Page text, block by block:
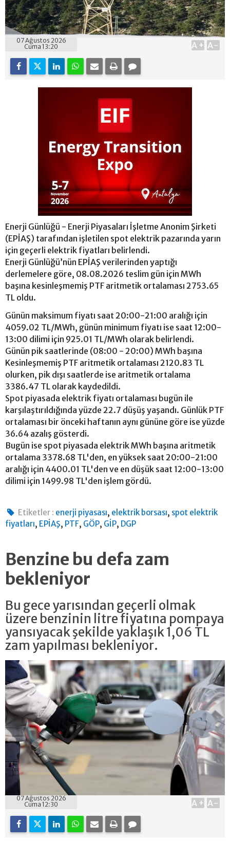
07 Ağustos 2026
Cuma 13:20
A+ A-
Enerji Günlüğü - Enerji Piyasaları İşletme Anonim Şirketi
(EPİAŞ) tarafından işletilen spot elektrik pazarında yarın
için geçerli elektrik fiyatları belirlendi.
Enerji Günlüğü’nün EPİAŞ verilerinden yaptığı
derlemelere göre, 08.08.2026 teslim gün için MWh
başına kesinleşmemiş PTF aritmetik ortalaması 2753.65
TL oldu.
Günün maksimum fiyatı saat 20:00-21:00 aralığı için
4059.02 TL/MWh, günün minimum fiyatı ise saat 12:00-
13:00 dilimi için 925.01 TL/MWh olarak belirlendi.
Günün pik saatlerinde (08:00 - 20:00) MWh başına
Kesinleşmemiş PTF aritmetik ortalaması 2120.83 TL
olurken, pik dışı saatlerde ise aritmetik ortalama
3386.47 TL olarak kaydedildi.
Spot piyasada elektrik fiyatı ortalaması bugün ile
karşılaştırıldığında yüzde 22.7 düşüş yaşandı. Günlük PTF
ortalaması bir önceki haftanın aynı gününe göre ise yüzde
36.64 azalış gösterdi.
Bugün ise spot piyasada elektrik MWh başına aritmetik
ortalama 3378.68 TL'den, en yüksek saat 20:00-21:00
aralığı için 4400.01 TL'den ve en düşük saat 12:00-13:00
dilimi için 1499.98 TL'den işlem gördü.
Etiketler : enerji piyasası, elektrik borsası, spot elektrik
fiyatları, EPİAŞ, PTF, GÖP, GİP, DGP
Benzine bu defa zam
bekleniyor
Bu gece yarısından geçerli olmak
üzere benzinin litre fiyatına pompaya
yansıyacak şekilde yaklaşık 1,06 TL
zam yapılması bekleniyor.
07 Ağustos 2026
Cuma 12:30
A+ A-